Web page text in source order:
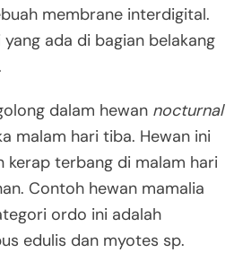
membrane interdigital.
ada di bagian belakang
dalam hewan nocturnal
malam hari tiba. Hewan ini
kerap terbang di malam hari
Contoh hewan mamalia
ordo ini adalah
edulis dan myotes sp.